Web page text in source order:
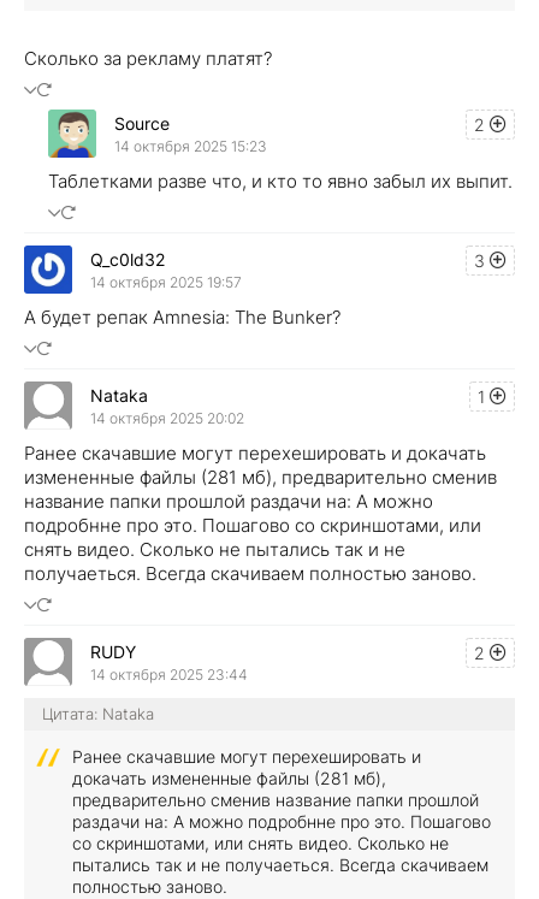
Сколько за рекламу платят?
2
Source
14 октября 2025 15:23
Таблетками разве что, и кто то явно забыл их выпит.
3
Q_c0ld32
14 октября 2025 19:57
А будет репак Amnesia: The Bunker?
1
Nataka
14 октября 2025 20:02
Ранее скачавшие могут перехешировать и докачать
измененные файлы (281 мб), предварительно сменив
название папки прошлой раздачи на: А можно
подробнне про это. Пошагово со скриншотами, или
снять видео. Сколько не пытались так и не
получаеться. Всегда скачиваем полностью заново.
2
RUDY
14 октября 2025 23:44
Цитата: Nataka
Ранее скачавшие могут перехешировать и
докачать измененные файлы (281 мб),
предварительно сменив название папки прошлой
раздачи на: А можно подробнне про это. Пошагово
со скриншотами, или снять видео. Сколько не
пытались так и не получаеться. Всегда скачиваем
полностью заново.